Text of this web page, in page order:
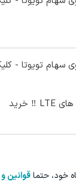
سهام تویوتا -
جشنواره فروش مودم های LTE ‼️ خرید
خود، حتماقوانین